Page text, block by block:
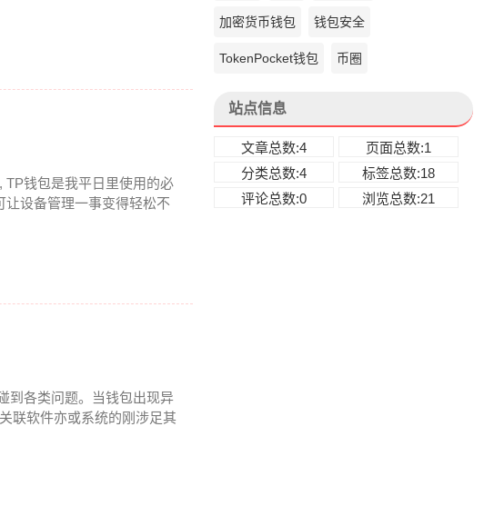
TP钱包是我平日里使用的必
设备管理一事变得轻松不
到各类问题。当钱包出现异
联软件亦或系统的刚涉足其
加密货币钱包 钱包安全
TokenPocket钱包 币圈
站点信息
文章总数:4
页面总数:1
分类总数:4
标签总数:18
评论总数:0
浏览总数:21